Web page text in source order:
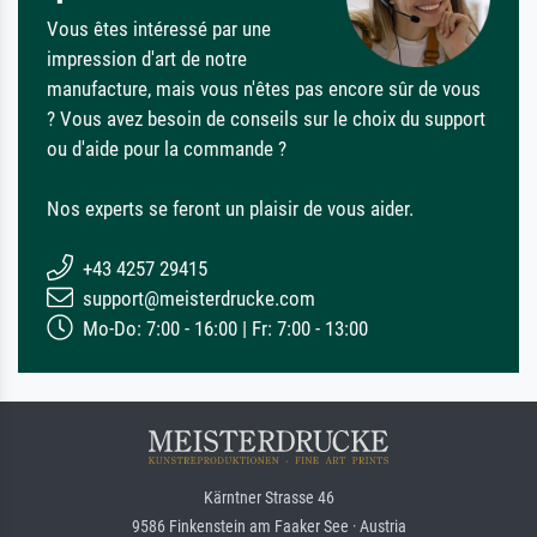
Vous êtes intéressé par une
impression d'art de notre
manufacture, mais vous n'êtes pas encore sûr de vous
? Vous avez besoin de conseils sur le choix du support
ou d'aide pour la commande ?
Nos experts se feront un plaisir de vous aider.
+43 4257 29415
support@meisterdrucke.com
Mo-Do: 7:00 - 16:00 | Fr: 7:00 - 13:00
Kärntner Strasse 46
9586 Finkenstein am Faaker See · Austria